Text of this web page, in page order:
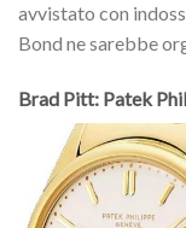
avvistato con
Bond ne sarebbe
Brad Pitt: Patek